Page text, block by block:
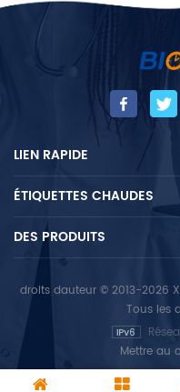
LIEN RAPIDE
ÉTIQUETTES CHAUDES
DES PRODUITS
droits dauteur © 2013-2026
Tous les
Mettre au